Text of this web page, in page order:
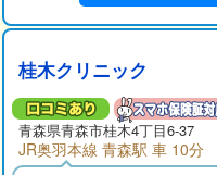
桂木クリニック
青森県青森市桂木4丁目6-37
JR奥羽本線 青森駅 車 10分